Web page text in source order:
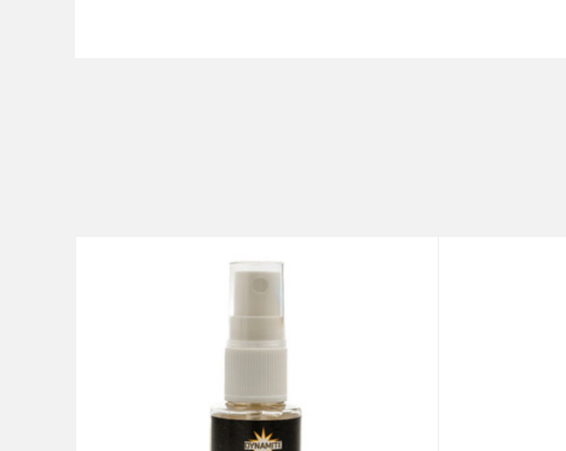
Anti-spam zaštita - izračunajte